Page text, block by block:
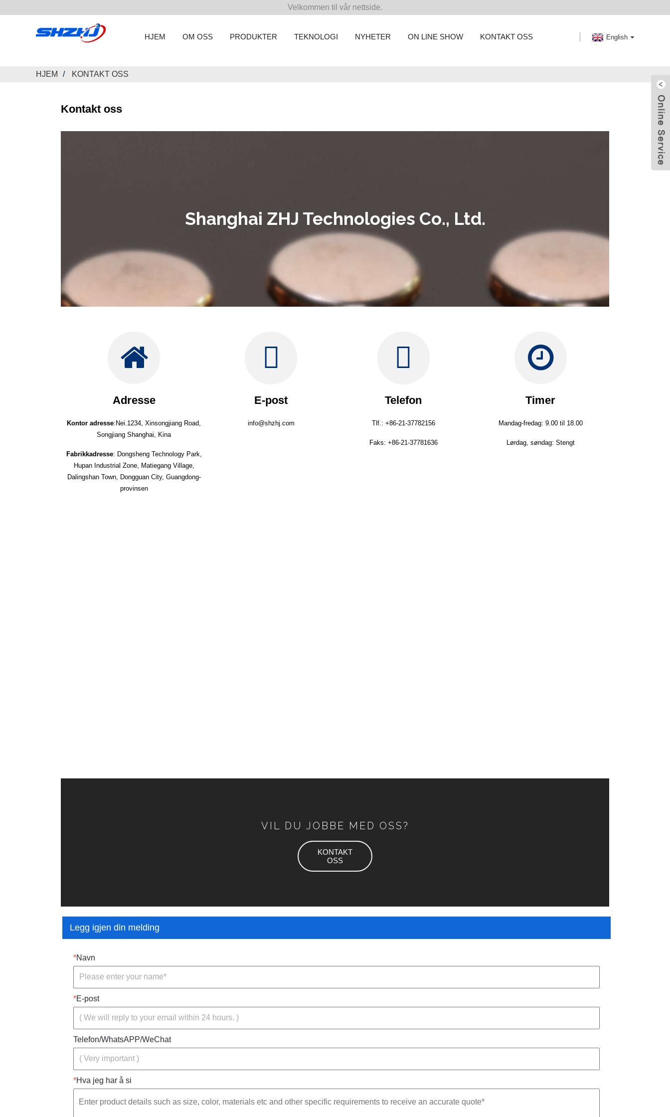
Velkommen til vår nettside.
HJEM OM OSS PRODUKTER TEKNOLOGI NYHETER ON LINE SHOW KONTAKT OSS English
HJEM KONTAKT OSS
Kontakt oss
Shanghai ZHJ Technologies Co., Ltd.
Adresse
Kontor adresse:Nei.1234, Xinsongjiang Road,
Songjiang Shanghai, Kina
Fabrikkadresse: Dongsheng Technology Park,
Hupan Industrial Zone, Matiegang Village,
Dalingshan Town, Dongguan City, Guangdong-
provinsen
E-post
info@shzhj.com
Telefon
Tlf.: +86-21-37782156
Faks: +86-21-37781636
Timer
Mandag-fredag: 9.00 til 18.00
Lørdag, søndag: Stengt
VIL DU JOBBE MED OSS?
KONTAKT
OSS
Legg igjen din melding
*Navn
*E-post
Telefon/WhatsAPP/WeChat
*Hva jeg har å si